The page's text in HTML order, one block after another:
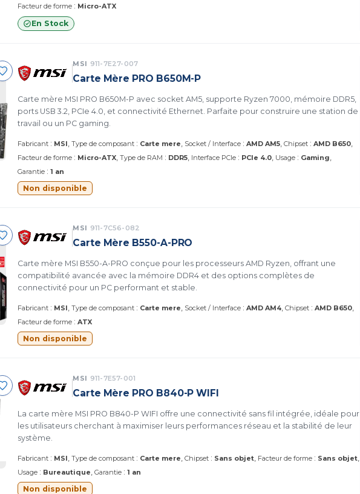
Facteur de forme : Micro-ATX
En Stock
MSI 911-7E27-007
Carte Mère PRO B650M-P
Carte mère MSI PRO B650M-P avec socket AM5, supporte Ryzen 7000, mémoire DDR5,
ports USB 3.2, PCIe 4.0, et connectivité Ethernet. Parfaite pour construire une station de
travail ou un PC gaming.
Fabricant : MSI Type de composant : Carte mere Socket / Interface : AMD AM5 Chipset : AMD B650
Facteur de forme : Micro-ATX Type de RAM : DDR5 Interface PCIe : PCIe 4.0 Usage : Gaming
Garantie : 1 an
Non disponible
MSI 911-7C56-082
Carte Mère B550-A-PRO
Carte mère MSI B550-A-PRO conçue pour les processeurs AMD Ryzen, offrant une
compatibilité avancée avec la mémoire DDR4 et des options complètes de
connectivité pour un PC performant et stable.
Fabricant : MSI Type de composant : Carte mere Socket / Interface : AMD AM4 Chipset : AMD B650
Facteur de forme : ATX
Non disponible
MSI 911-7E57-001
Carte Mère PRO B840-P WIFI
La carte mère MSI PRO B840-P WIFI offre une connectivité sans fil intégrée, idéale pour
les utilisateurs cherchant à maximiser leurs performances réseau et la stabilité de leur
système.
Fabricant : MSI Type de composant : Carte mere Chipset : Sans objet Facteur de forme : Sans objet
Usage : Bureautique Garantie : 1 an
Non disponible